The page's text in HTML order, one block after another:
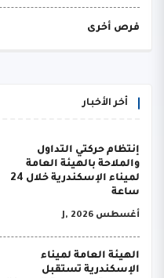
فرص أخرى
أخر الأخبار
إنتظام حركتي التداول
والملاحة بالهيئة العامة
لميناء الإسكندرية خلال 24
ساعة
أغسطس J, 2026
الهيئة العامة لميناء
الإسكندرية تستقبل